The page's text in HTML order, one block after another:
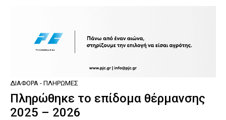
ΔΙΆΦΟΡΑ - ΠΛΗΡΩΜΈΣ
Πληρώθηκε το επίδομα θέρμανσης
2025 – 2026